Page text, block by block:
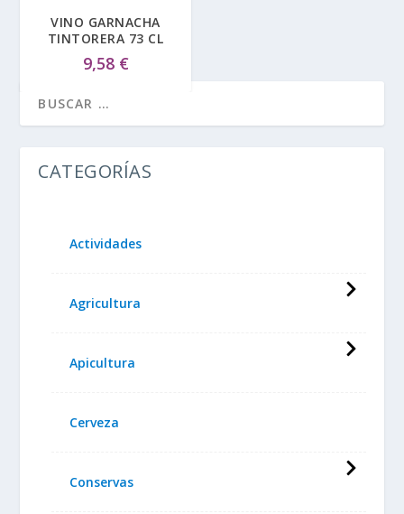
VINO GARNACHA
TINTORERA 73 CL
9,58 €
CATEGORÍAS
Actividades
Agricultura
Apicultura
Cerveza
Conservas